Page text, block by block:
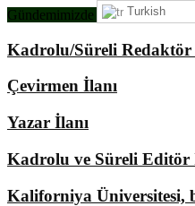
Gündemimizde Ne Var?
Kadrolu/Süreli Redaktör
Çevirmen İlanı
Yazar İlanı
Kadrolu ve Süreli Editör
Kaliforniya Üniversitesi,
Turkish